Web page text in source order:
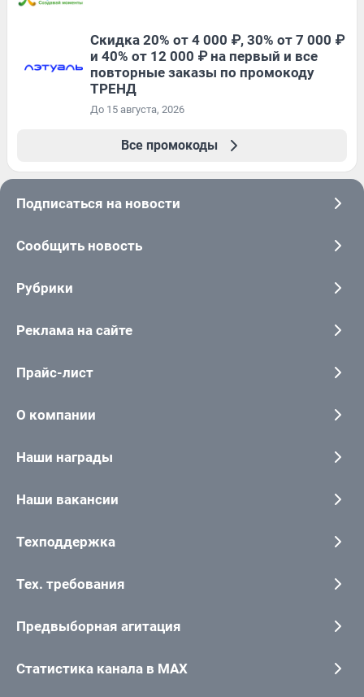
Скидка 20% от 4 000 ₽, 30% от 7 000 ₽
и 40% от 12 000 ₽ на первый и все
повторные заказы по промокоду
ТРЕНД
До 15 августа, 2026
Все промокоды
Подписаться на новости
Сообщить новость
Рубрики
Реклама на сайте
Прайс-лист
О компании
Наши награды
Наши вакансии
Техподдержка
Тех. требования
Предвыборная агитация
Статистика канала в MAX